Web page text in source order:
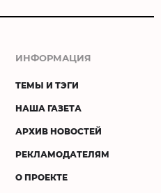
ИНФОРМАЦИЯ
ТЕМЫ И ТЭГИ
НАША ГАЗЕТА
АРХИВ НОВОСТЕЙ
РЕКЛАМОДАТЕЛЯМ
О ПРОЕКТЕ